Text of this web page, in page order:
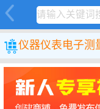
仪器仪表电子测